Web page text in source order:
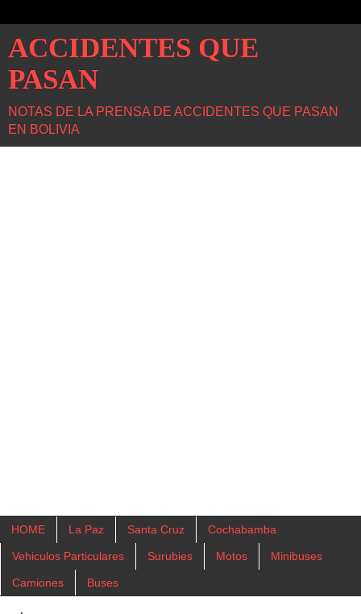
ACCIDENTES QUE
PASAN
NOTAS DE LA PRENSA DE ACCIDENTES QUE PASAN
EN BOLIVIA
HOME La Paz Santa Cruz Cochabamba
Vehiculos Particulares Surubies Motos Minibuses
Camiones Buses